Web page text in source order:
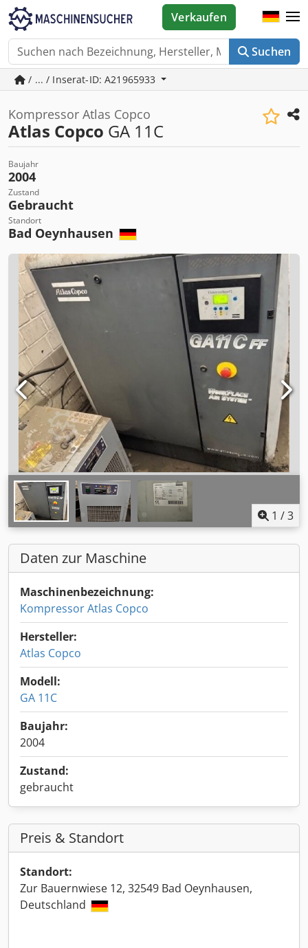
Suchen
Verkaufen
/ ... / Inserat-ID: A21965933
Kompressor Atlas Copco
Atlas Copco GA 11C
Baujahr
2004
Zustand
Gebraucht
Standort
Bad Oeynhausen
1 /3
Daten zur Maschine
Maschinenbezeichnung:
Kompressor Atlas Copco
Hersteller:
Atlas Copco
Modell:
GA 11C
Baujahr:
2004
Zustand:
gebraucht
Preis & Standort
Standort:
Zur Bauernwiese 12, 32549 Bad Oeynhausen,
Deutschland